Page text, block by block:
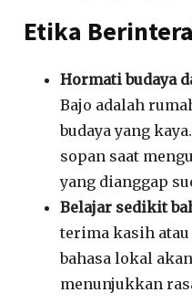
Etika
Hormati budaya
Bajo adalah
budaya yang
sopan saat
yang dianggap
Belajar sedikit
terima kasih atau
bahasa lokal
menunjukkan